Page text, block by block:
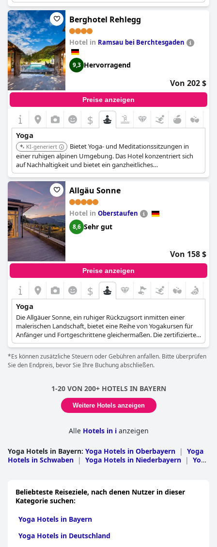
Zone ist dies der perfekte Raum, um seine Yogapraxis zu
verfeinern und zu entspannen.
Die Yogakurse im Resort gehen auf die individuellen Bedürfnisse
ein, egal ob die Gäste eine Drop-in-Session, Zugang zum Spa
oder eine exklusive persönliche Stunde mit bis zu 10 Personen
bevorzugen. Das freundliche Personal ist immer bereit, die
verfügbaren Optionen zu besprechen und eine erholende und
bereichernde Yoga-Erfahrung für Körper, Geist und Seele zu
gewährleisten.
Berghotel Rehlegg
Hotel in Ramsau bei Berchtesgaden
9,3 Hervorragend
Von 202 $
Preise anzeigen
$
Yoga
KI-generiert
Bietet Yoga- und Meditationssitzungen in
einer ruhigen alpinen Umgebung. Das Hotel konzentriert sich
auf Nachhaltigkeit und bietet ein ganzheitliches
Wellnessprogramm, einschließlich naturbasierter Aktivitäten.
Die Kombination aus Umweltbewusstsein und
Wellnesspraktiken schafft ein einzigartiges Erlebnis.
Allgäu Sonne
Hotel in Oberstaufen
8,6 Sehr gut
Von 158 $
Preise anzeigen
$
Yoga
Die Allgäuer Sonne, ein ruhiger Rückzugsort inmitten einer
malerischen Landschaft, bietet eine Reihe von Yogakursen für
Anfänger und Fortgeschrittene gleichermaßen. Die zertifizierte
Yogalehrerin Melanie leitet eine Vielzahl von Kursen, wie z.B.
Rücken-Yoga, Balance-Yoga, Soft-Yoga und Power-Yoga. Die
Teilnehmer können sich darauf freuen, mehr Flexibilität, Kraft
und Körperbewusstsein zu erlangen und gleichzeitig die
und der Sonnengruß. Die Fünf Tibeter sind eine
energiegeladene Yogasequenz, die verschiedene Haltungen für
hingegen dient als exzellentes Aufwärmtraining, das den
belebendes und erfrischendes Erlebnis.
*Es können zusätzliche Steuern oder Gebühren anfallen. Bitte überprüfen
Sie den Endpreis, bevor Sie Ihre Buchung abschließen.
1-20 VON 200+ HOTELS IN BAYERN
Weitere Hotels anzeigen
Alle Hotels in ianzeigen
Yoga Hotels in Bayern: Yoga Hotels in Oberbayern | Yoga
Hotels in Schwaben | Yoga Hotels in Niederbayern | Yoga
Beliebteste Reiseziele, nach denen Nutzer in dieser
Kategorie suchen:
Yoga Hotels in Bayern
Yoga Hotels in Deutschland